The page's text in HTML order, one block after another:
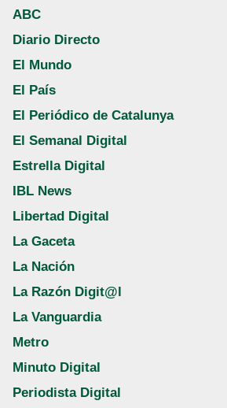
ABC
Diario Directo
El Mundo
El País
El Periódico de Catalunya
El Semanal Digital
Estrella Digital
IBL News
Libertad Digital
La Gaceta
La Nación
La Razón Digit@l
La Vanguardia
Metro
Minuto Digital
Periodista Digital